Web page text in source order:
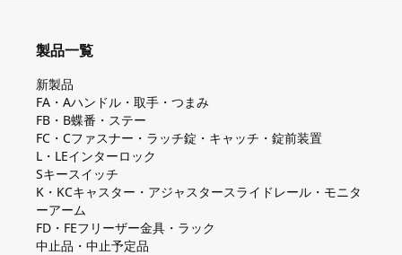
製品一覧
新製品
FA・Aハンドル・取手・つまみ
FB・B蝶番・ステー
FC・Cファスナー・ラッチ錠・キャッチ・錠前装置
L・LEインターロック
Sキースイッチ
K・KCキャスター・アジャスタースライドレール・モニタ
ーアーム
FD・FEフリーザー金具・ラック
中止品・中止予定品